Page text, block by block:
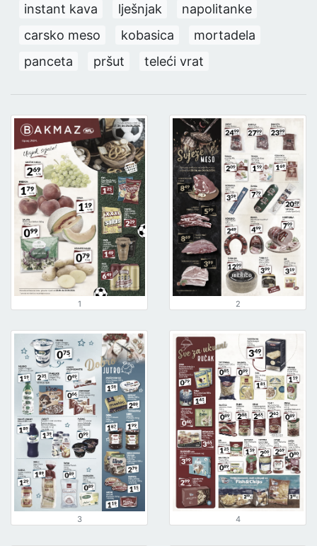
instant kava
lješnjak
napolitanke
carsko meso
kobasica
mortadela
panceta
pršut teleći vrat
1 2
3 4